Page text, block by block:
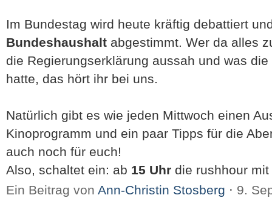
Im Bundestag wird heute kräftig debattiert
Bundeshaushalt abgestimmt. Wer da alles
die Regierungserklärung aussah und was
hatte, das hört ihr bei uns.
Natürlich gibt es wie jeden Mittwoch einen
Kinoprogramm und ein paar Tipps für die
auch noch für euch!
Also, schaltet ein: ab 15 Uhr die rushhour mit
Ein Beitrag von Ann-Christin Stosberg ⋅ 9.